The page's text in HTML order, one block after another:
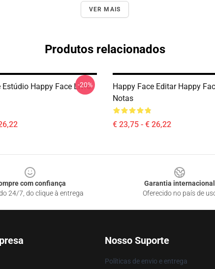
VER MAIS
Produtos relacionados
Estúdio Happy Face Livro
-20%
Happy Face Editar Happy
Notas
€ 23,75 - € 26,22
com confiança
24/7, do clique à entrega
Garantia internacional
Oferecido no país de
Nosso Suporte
Políticas de envio e entrega